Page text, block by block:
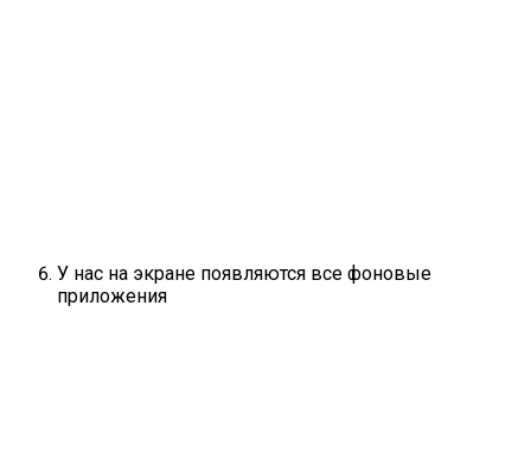
У нас на экране появляются все фоновые
приложения